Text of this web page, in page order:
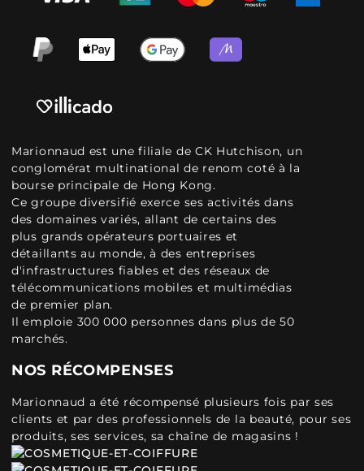
Marionnaud est une filiale de CK Hutchison, un
conglomérat multinational de renom coté à la
bourse principale de Hong Kong.
Ce groupe diversifié exerce ses activités dans
des domaines variés, allant de certains des
plus grands opérateurs portuaires et
détaillants au monde, à des entreprises
d'infrastructures fiables et des réseaux de
télécommunications mobiles et multimédias
de premier plan.
Il emploie 300 000 personnes dans plus de 50
marchés.
NOS RÉCOMPENSES
Marionnaud a été récompensé plusieurs fois par ses
clients et par des professionnels de la beauté, pour ses
produits, ses services, sa chaîne de magasins !